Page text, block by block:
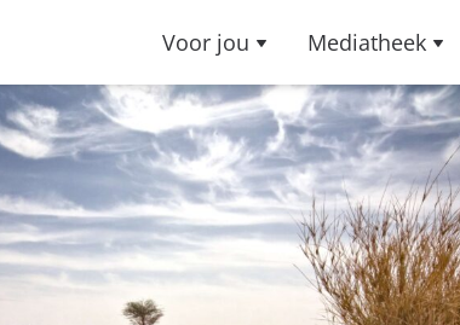
Voor jou Mediatheek